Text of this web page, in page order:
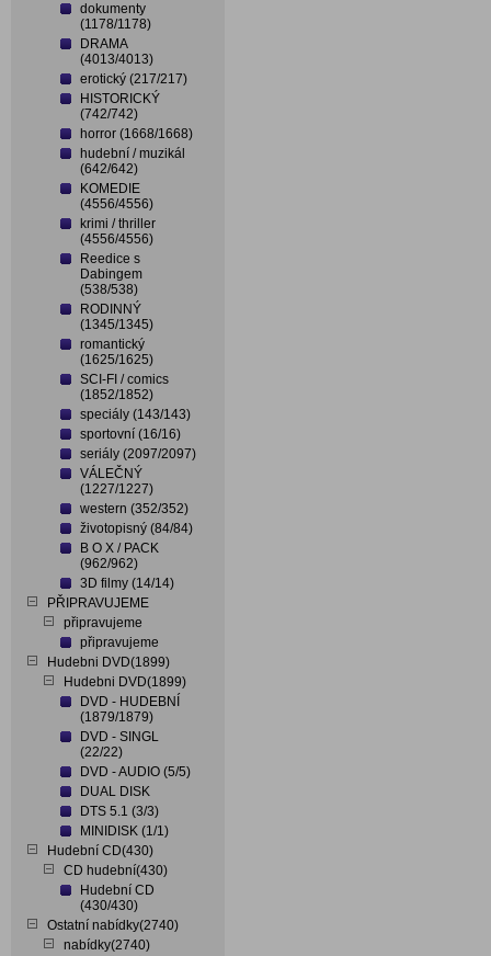
dokumenty
(1178/1178)
DRAMA
(4013/4013)
erotický (217/217)
HISTORICKÝ
(742/742)
horror (1668/1668)
hudební / muzikál
(642/642)
KOMEDIE
(4556/4556)
krimi / thriller
(4556/4556)
Reedice s
Dabingem
(538/538)
RODINNÝ
(1345/1345)
romantický
(1625/1625)
SCI-FI / comics
(1852/1852)
speciály (143/143)
sportovní (16/16)
seriály (2097/2097)
VÁLEČNÝ
(1227/1227)
western (352/352)
životopisný (84/84)
B O X / PACK
(962/962)
3D filmy (14/14)
PŘIPRAVUJEME
připravujeme
připravujeme
Hudebni DVD(1899)
Hudebni DVD(1899)
DVD - HUDEBNÍ
(1879/1879)
DVD - SINGL
(22/22)
DVD - AUDIO (5/5)
DUAL DISK
DTS 5.1 (3/3)
MINIDISK (1/1)
Hudební CD(430)
CD hudební(430)
Hudební CD
(430/430)
Ostatní nabídky(2740)
nabídky(2740)